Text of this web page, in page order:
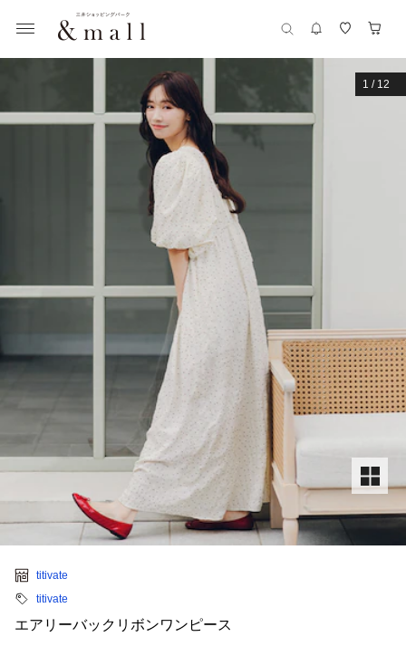
1 / 12
titivate
titivate
エアリーバックリボンワンピース